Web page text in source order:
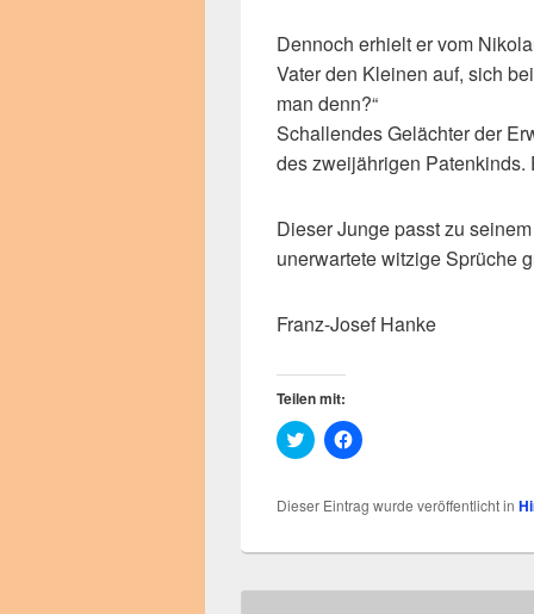
Dennoch erhielt er vom
Vater den Kleinen auf, sich
man denn?“
Schallendes Gelächter der
des zweijährigen Patenkinds.
Dieser Junge passt zu
unerwartete witzige Sprüche
Franz-Josef Hanke
Teilen mit:
K
l
k
,
ü
e
K
l
k
,
a
f
Dieser Eintrag wurde veröffentlicht in